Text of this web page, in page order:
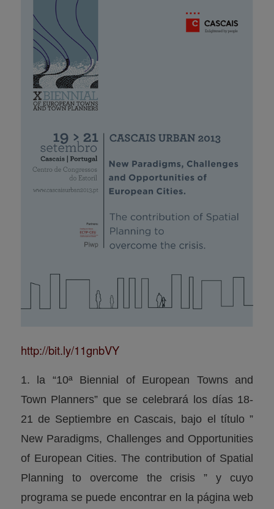
http://bit.ly/11gnbVY
1. la “10ª Biennial of European Towns and
Town Planners” que se celebrará los días 18-
21 de Septiembre en Cascais, bajo el título ”
New Paradigms, Challenges and Opportunities
of European Cities. The contribution of Spatial
Planning to overcome the crisis ” y cuyo
programa se puede encontrar en la página web